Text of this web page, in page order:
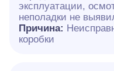
эксплуатации,
неполадки не
Причина:
коробки